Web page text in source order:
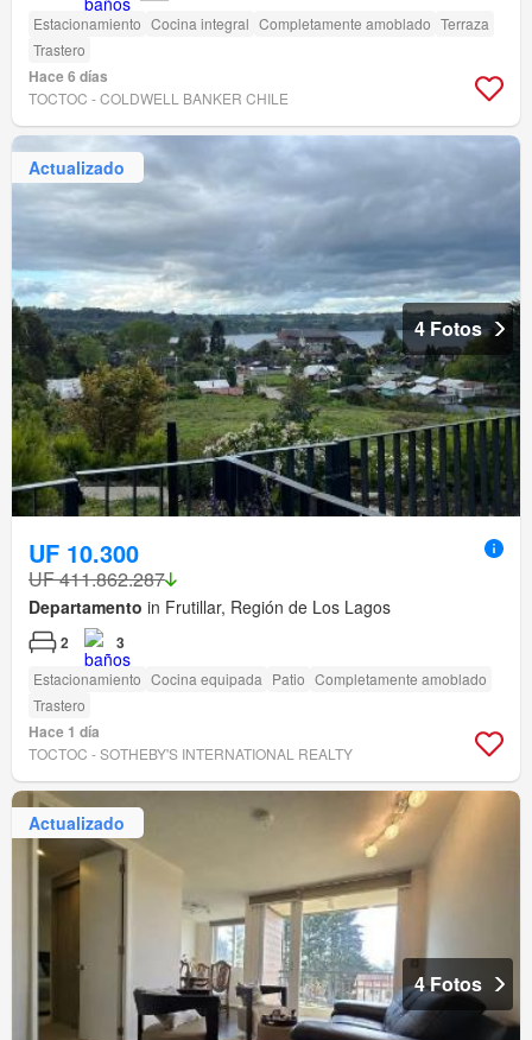
Estacionamiento Cocina integral Completamente amoblado Terraza
Trastero
Hace 6 días
TOCTOC - COLDWELL BANKER CHILE
Actualizado
4 Fotos
UF 10.300
UF 411.862.287
Departamento in Frutillar, Región de Los Lagos
2 3
Estacionamiento Cocina equipada Patio Completamente amoblado
Trastero
Hace 1 día
TOCTOC - SOTHEBY'S INTERNATIONAL REALTY
Actualizado
4 Fotos